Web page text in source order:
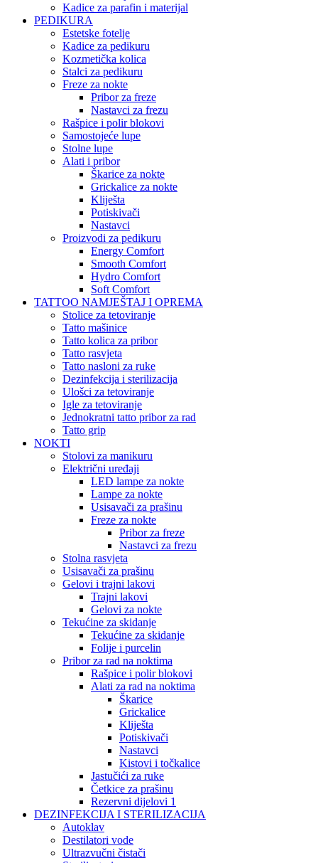
Kadice za parafin i materijal
PEDIKURA
Estetske fotelje
Kadice za pedikuru
Kozmetička kolica
Stalci za pedikuru
Freze za nokte
Pribor za freze
Nastavci za frezu
Rašpice i polir blokovi
Samostojeće lupe
Stolne lupe
Alati i pribor
Škarice za nokte
Grickalice za nokte
Kliješta
Potiskivači
Nastavci
Proizvodi za pedikuru
Energy Comfort
Smooth Comfort
Hydro Comfort
Soft Comfort
TATTOO NAMJEŠTAJ I OPREMA
Stolice za tetoviranje
Tatto mašinice
Tatto kolica za pribor
Tatto rasvjeta
Tatto nasloni za ruke
Dezinfekcija i sterilizacija
Ulošci za tetoviranje
Igle za tetoviranje
Jednokratni tatto pribor za rad
Tatto grip
NOKTI
Stolovi za manikuru
Električni uređaji
LED lampe za nokte
Lampe za nokte
Usisavači za prašinu
Freze za nokte
Pribor za freze
Nastavci za frezu
Stolna rasvjeta
Usisavači za prašinu
Gelovi i trajni lakovi
Trajni lakovi
Gelovi za nokte
Tekućine za skidanje
Tekućine za skidanje
Folije i purcelin
Pribor za rad na noktima
Rašpice i polir blokovi
Alati za rad na noktima
Škarice
Grickalice
Kliješta
Potiskivači
Nastavci
Kistovi i točkalice
Jastučići za ruke
Četkice za prašinu
Rezervni dijelovi 1
DEZINFEKCIJA I STERILIZACIJA
Autoklav
Destilatori vode
Ultrazvučni čistači